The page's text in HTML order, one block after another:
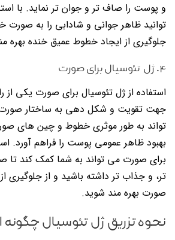
و پوست را صاف تر و جوان تر نماید. با
توانید ظاهر جوانی و شادابی را به صورت
جلوگیری از ایجاد خطوط عمیق خنده بهره
۴. ژل تئوسیال برای صورت
استفاده از ژل تئوسیال برای صورت یکی از
جهت تقویت و شکل دهی به ساختار
تواند به طور موثری خطوط و چین های
بهبود ظاهر عمومی پوست را فراهم آورد.
برای صورت می تواند به شما کمک کند تا
تر، و جذاب تر داشته باشید و از جلوگیری
صورت بهره مند شوید.
نحوه تزریق ژل تئوسیال